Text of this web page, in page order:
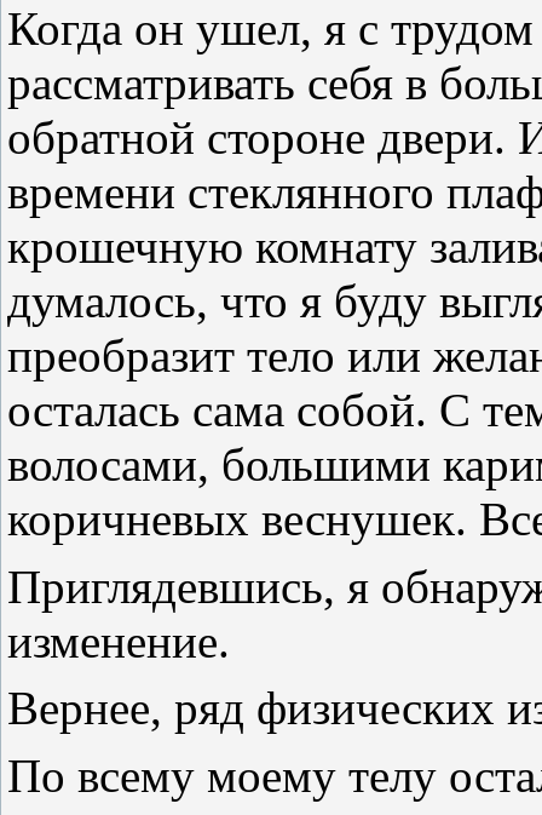
Когда он ушел, я с
рассматривать себя в
обратной стороне двери.
времени стеклянного
крошечную комнату
думалось, что я буду
преобразит тело или
осталась сама собой. С
волосами, большими
коричневых веснушек.
Приглядевшись, я
изменение.
Вернее, ряд физических
По всему моему телу